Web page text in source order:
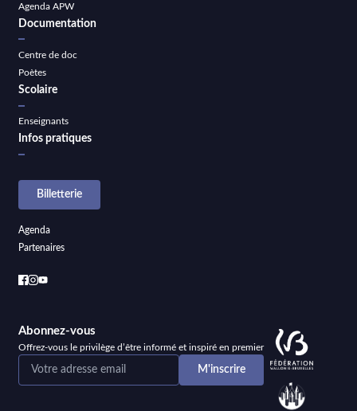
Agenda APW
Documentation
Centre de doc
Poètes
Scolaire
Enseignants
Infos pratiques
Billetterie
Agenda
Partenaires
Abonnez-vous
Offrez-vous le privilège d’être informé et inspiré en premier